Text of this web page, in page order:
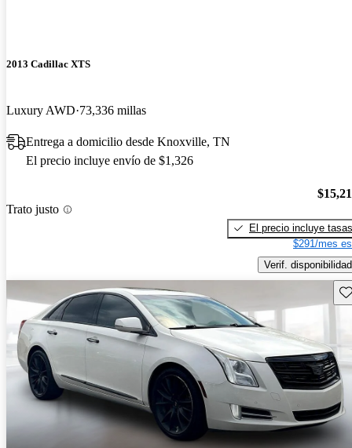
2013 Cadillac XTS
Luxury AWD 73,336 millas
Entrega a domicilio desde Knoxville, TN
El precio incluye envío de $1,326
Trato justo
El precio incluye tasas
$291/mes
Verif. disponibilidad